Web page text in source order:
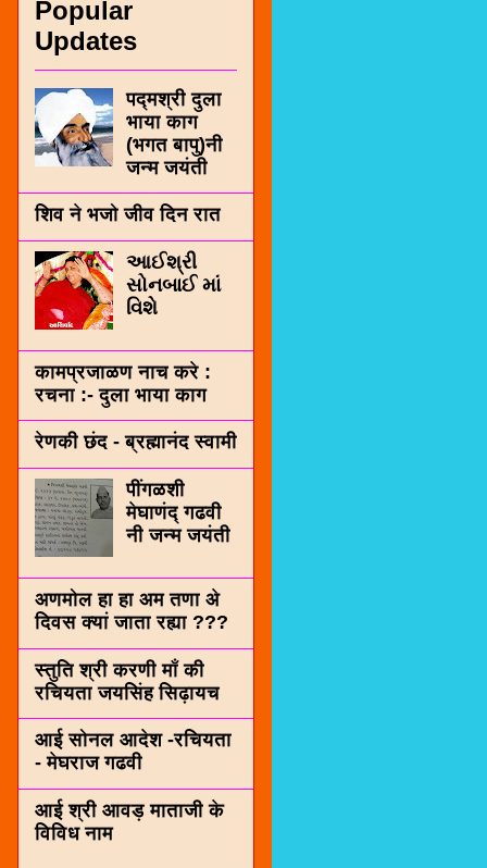
Popular
Updates
पद्मश्री दुला
भाया काग
(भगत बापु)नी
जन्म जयंती
शिव ने भजो जीव दिन रात
આઈશ્રી
સોનબાઈ માં
વિશે
कामप्रजाळण नाच करे :
रचना :- दुला भाया काग
रेणकी छंद - ब्रह्मानंद स्वामी
पींगळशी
मेघाणंद् गढवी
नी जन्म जयंती
अणमोल हा हा अम तणा अे
दिवस क्यां जाता रह्या ???
स्तुति श्री करणी माँ की
रचियता जयसिंह सिढ़ायच
आई सोनल आदेश -रचियता
- मेघराज गढवी
आई श्री आवड़ माताजी के
विविध नाम